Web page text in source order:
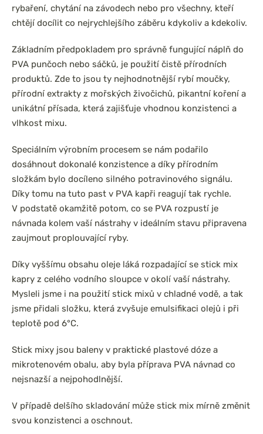
rybaření, chytání na závodech nebo pro všechny, kteří
chtějí docílit co nejrychlejšího záběru kdykoliv a kdekoliv.
Základním předpokladem pro správně fungující náplň do
PVA punčoch nebo sáčků, je použití čistě přírodních
produktů. Zde to jsou ty nejhodnotnější rybí moučky,
přírodní extrakty z mořských živočichů, pikantní koření a
unikátní přísada, která zajišťuje vhodnou konzistenci a
vlhkost mixu.
Speciálním výrobním procesem se nám podařilo
dosáhnout dokonalé konzistence a díky přírodním
složkám bylo docíleno silného potravinového signálu.
Díky tomu na tuto past v PVA kapři reagují tak rychle.
V podstatě okamžitě potom, co se PVA rozpustí je
návnada kolem vaší nástrahy v ideálním stavu připravena
zaujmout proplouvající ryby.
Díky vyššímu obsahu oleje láká rozpadající se stick mix
kapry z celého vodního sloupce v okolí vaší nástrahy.
Mysleli jsme i na použití stick mixů v chladné vodě, a tak
jsme přidali složku, která zvyšuje emulsifikaci olejů i při
teplotě pod 6°C.
Stick mixy jsou baleny v praktické plastové dóze a
mikrotenovém obalu, aby byla příprava PVA návnad co
nejsnazší a nejpohodlnější.
V případě delšího skladování může stick mix mírně změnit
svou konzistenci a oschnout.